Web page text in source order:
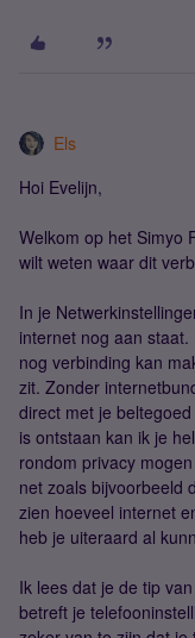
Els
Hoi Evelijn,
Welkom op het Simyo
wilt weten waar dit
In je
internet nog aan
nog verbinding kan
zit. Zonder
direct met je
is ontstaan kan ik je
rondom privacy
net zoals bijvoorbeeld
zien hoeveel internet
heb je uiteraard al
Ik lees dat je de tip
betreft je